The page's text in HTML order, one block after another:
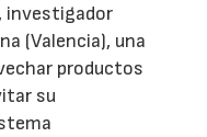
investigador
(Valencia), una
productos
su